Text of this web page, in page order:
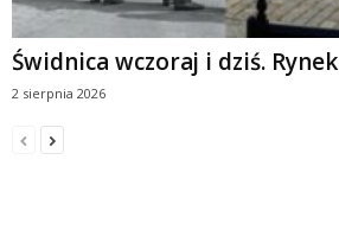
Świdnica wczoraj i dziś. Rynek
2 sierpnia 2026